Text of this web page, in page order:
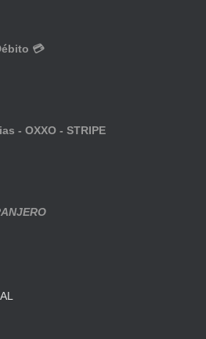
💳
- OXXO - STRIPE